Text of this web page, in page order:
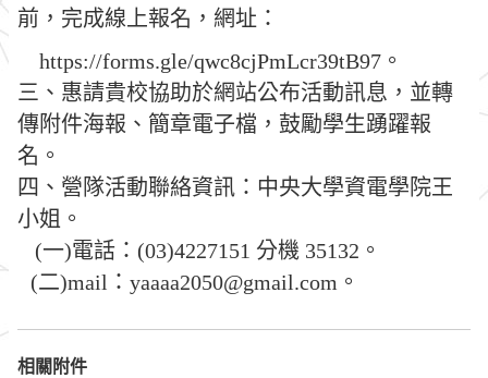
前，完成線上報名，網址：
https://forms.gle/qwc8cjPmLcr39tB97。
三、惠請貴校協助於網站公布活動訊息，並轉
傳附件海報、簡章電子檔，鼓勵學生踴躍報
名。
四、營隊活動聯絡資訊：中央大學資電學院王
小姐。
(一)電話：(03)4227151 分機 35132。
(二)mail：yaaaa2050@gmail.com。
相關附件